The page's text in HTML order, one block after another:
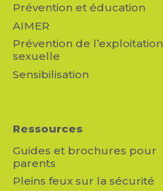
Prévention et éducation
AIMER
Prévention de l’exploitation
sexuelle
Sensibilisation
Ressources
Guides et brochures pour
parents
Pleins feux sur la sécurité